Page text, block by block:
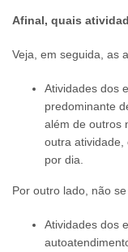
Afinal, quais
Veja, em seguida, as
Atividades dos
predominante
além de outros
outra atividade,
por dia.
Por outro lado, não
Atividades dos